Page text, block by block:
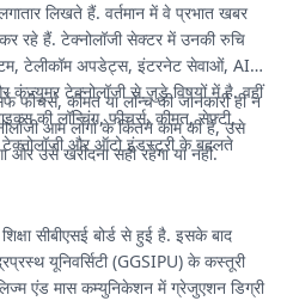
लिखते हैं. वर्तमान में वे प्रभात खबर
रहे हैं. टेक्नोलॉजी सेक्टर में उनकी रुचि
टेलीकॉम अपडेट्स, इंटरनेट सेवाओं, AI
टेक्नोलॉजी से जुड़े विषयों में है. वहीं
की लॉन्चिंग, फीचर्स, कीमत, सेफ्टी,
और ऑटो इंडस्ट्री के बदलते
फीचर्स, कीमत या लॉन्च की जानकारी ही न
आम लोगों के कितने काम की है, उसे
और उसे खरीदना सही रहेगा या नहीं.
सीबीएसई बोर्ड से हुई है. इसके बाद
यूनिवर्सिटी (GGSIPU) के कस्तूरी
एंड मास कम्युनिकेशन में ग्रेजुएशन डिग्री